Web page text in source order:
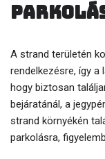
A strand területén
rendelkezésre, így a
hogy biztosan
bejáratánál, a
strand környékén
parkolásra,